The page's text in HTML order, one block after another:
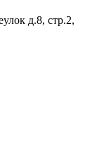
д.8, стр.2,